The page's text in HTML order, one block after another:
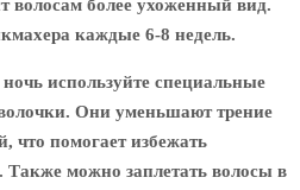
волосам более ухоженный вид.
каждые 6-8 недель.
используйте специальные
Они уменьшают трение
что помогает избежать
можно заплетать волосы в